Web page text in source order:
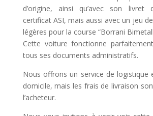
d’origine, ainsi qu’avec son livret
certificat ASI, mais aussi avec un jeu
légères pour la course “Borrani
Cette voiture fonctionne
tous ses documents administratifs.
Nous offrons un service de logistique
domicile, mais les frais de livraison
l’acheteur.